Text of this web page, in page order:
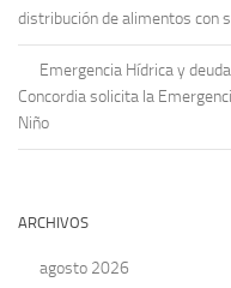
distribución de alimentos con
Emergencia Hídrica y
Concordia solicita la
Niño
ARCHIVOS
agosto 2026